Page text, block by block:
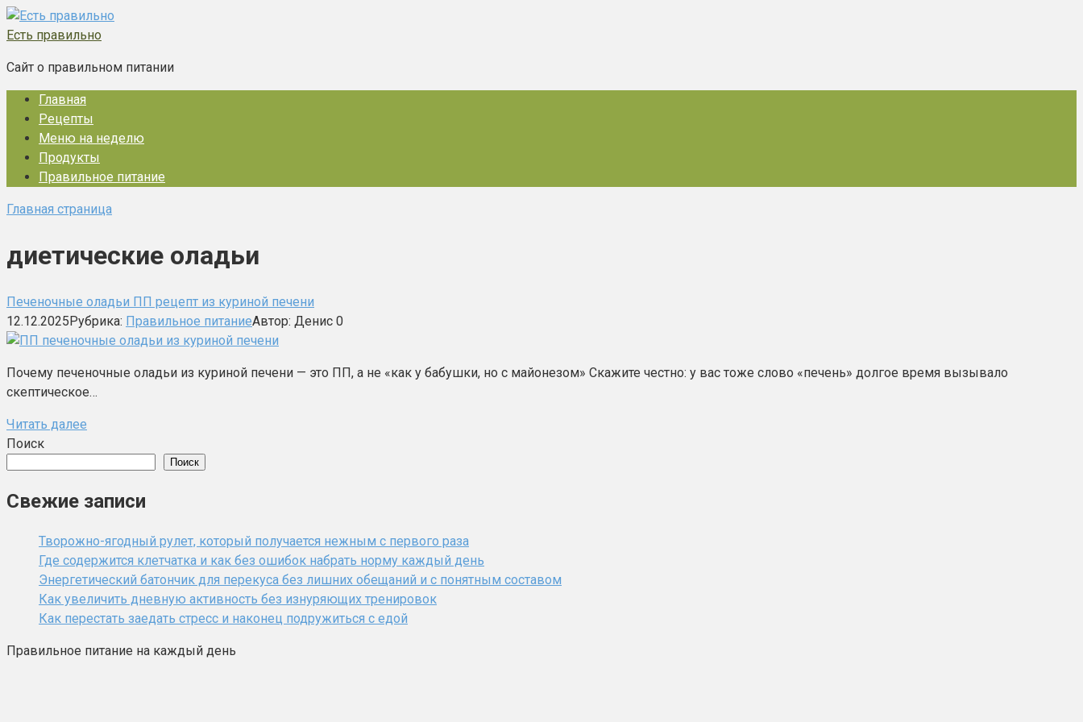
Перейти
к
Есть правильно
Сайт о правильном питании
Главная
Рецепты
Меню на неделю
Продукты
Правильное питание
Главная страница
диетические оладьи
Печеночные оладьи ПП рецепт из куриной печени
12.12.2025Рубрика: Правильное питаниеАвтор: Денис 0
Почему печеночные оладьи из куриной печени — это ПП, а не «как у бабушки, но с майонезом» Скажите честно: у вас тоже слово «печень» долгое время вызывало
скептическое…
Читать далее
Поиск
Поиск
Свежие записи
Творожно-ягодный рулет, который получается нежным с первого раза
Где содержится клетчатка и как без ошибок набрать норму каждый день
Энергетический батончик для перекуса без лишних обещаний и с понятным составом
Как увеличить дневную активность без изнуряющих тренировок
Как перестать заедать стресс и наконец подружиться с едой
Правильное питание на каждый день